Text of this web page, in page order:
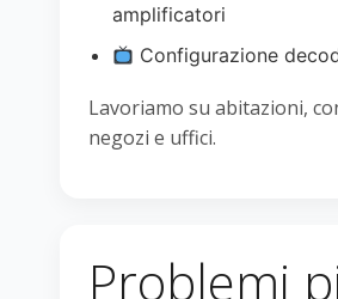
amplificatori
Configurazione
Lavoriamo su abitazioni,
negozi e uffici.
Problemi